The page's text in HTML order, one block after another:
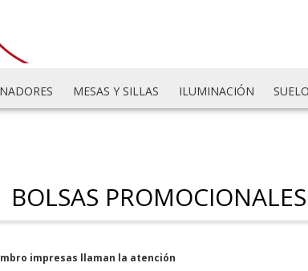
MESAS Y SILLAS ILUMINACIÓN SUELO
BOLSAS PROMOCIONALES
impresas llaman la atención